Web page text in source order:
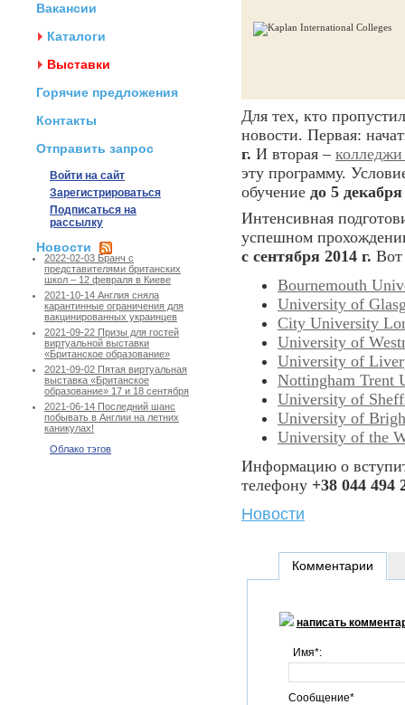
Вакансии
Каталоги
Выставки
Горячие предложения
Контакты
Отправить запрос
Войти на сайт
Зарегистрироваться
Подписаться на
рассылку
Новости
2022-02-03 Бранч с
представителями британских
школ – 12 февраля в Киеве
2021-10-14 Англия сняла
карантинные ограничения для
вакцинированных украинцев
2021-09-22 Призы для гостей
виртуальной выставки
«Британское образование»
2021-09-02 Пятая виртуальная
выставка «Британское
образование» 17 и 18 сентября
2021-06-14 Последний шанс
побывать в Англии на летних
каникулах!
Облако тэгов
Для тех, кто
новости. Первая:
г. И вторая –
эту программу.
обучение до 5 декабря
Интенсивная
успешном
с сентября 2014 г. Вот
Bournemouth
University of
City University
University of
University of
Nottingham Trent
University of
University of
University of the
Информацию о
телефону +38 044 494
Новости
Комментарии
написать
Имя*:
Сообщение*